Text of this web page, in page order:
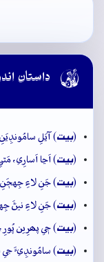
 داستان
(بيت) آيَلِ
(بيت) اَڃا اَسارِي،
(بيت) جَنِ لاءِ جِهڄَنِ
(بيت) جَنِ لاءِ نيڻَ
(بيت) جٖي پھرِين
(بيت) سامُونڊِيءَ